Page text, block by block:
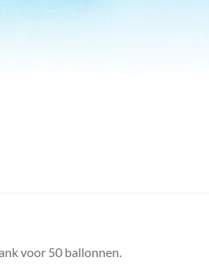
voor 50 ballonnen.